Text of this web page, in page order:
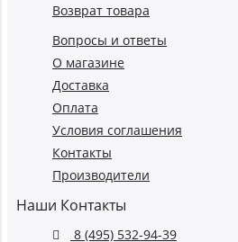
Возврат товара
Вопросы и ответы
О магазине
Доставка
Оплата
Условия соглашения
Контакты
Производители
Наши Контакты
8 (495) 532-94-39